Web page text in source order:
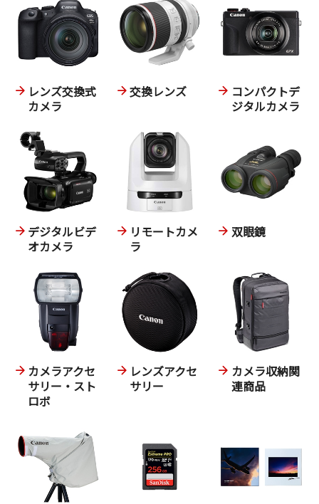
レンズ交換式
カメラ
交換レンズ
コンパクトデ
ジタルカメラ
デジタルビデ
オカメラ
リモートカメ
ラ
双眼鏡
カメラアクセ
サリー・スト
ロボ
レンズアクセ
サリー
カメラ収納関
連商品